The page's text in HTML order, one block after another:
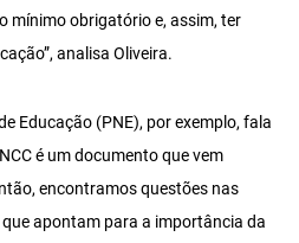
mínimo obrigatório e, assim, ter
analisa Oliveira.
Educação (PNE), por exemplo, fala
é um documento que vem
encontramos questões nas
apontam para a importância da